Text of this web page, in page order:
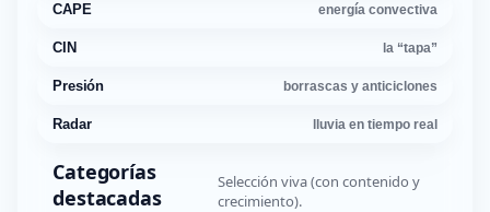
CAPE energía convectiva
CIN la “tapa”
Presión borrascas y anticiclones
Radar lluvia en tiempo real
Categorías
destacadas
Selección viva (con contenido y
crecimiento).